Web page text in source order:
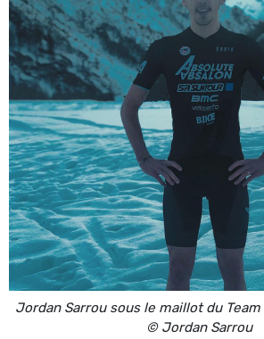
Jordan Sarrou sous le maillot du
© Jordan Sarrou